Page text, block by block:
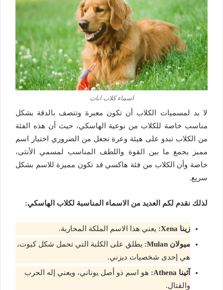
اسماء كلاب اناث
لا بد لمسميات الكلاب أن تكون معبرة وتتصف بالدقة بشكل
مناسب خاصة للكلاب من نوعية الهاسكي، حيث أن هذه الفئة
من الكلاب تبدو على هيئة وعرة تجعل من الضروري اختيار اسم
مميز يجمع ما بين القوة واللطف المناسب لمسمي الأنثى،
خاصة وأن الكلاب من فئة هاكسي قد تكون مميزة للاسم بشكل
سريع.
لذلك نقدم لكم العديد من الاسماء المناسبة لكلاب الهاسكي:
زينا Xena:
يعني هذا الاسم الملكة المحاربة.
ميولان Mulan:
يطلق على الكلبة التي تحمل شكل كيوت،
هي إحدى شخصيات ديزني.
آثينا Athena:
هو اسم ذو أصل يوناني، ويعني إله الحرب
والقتال.